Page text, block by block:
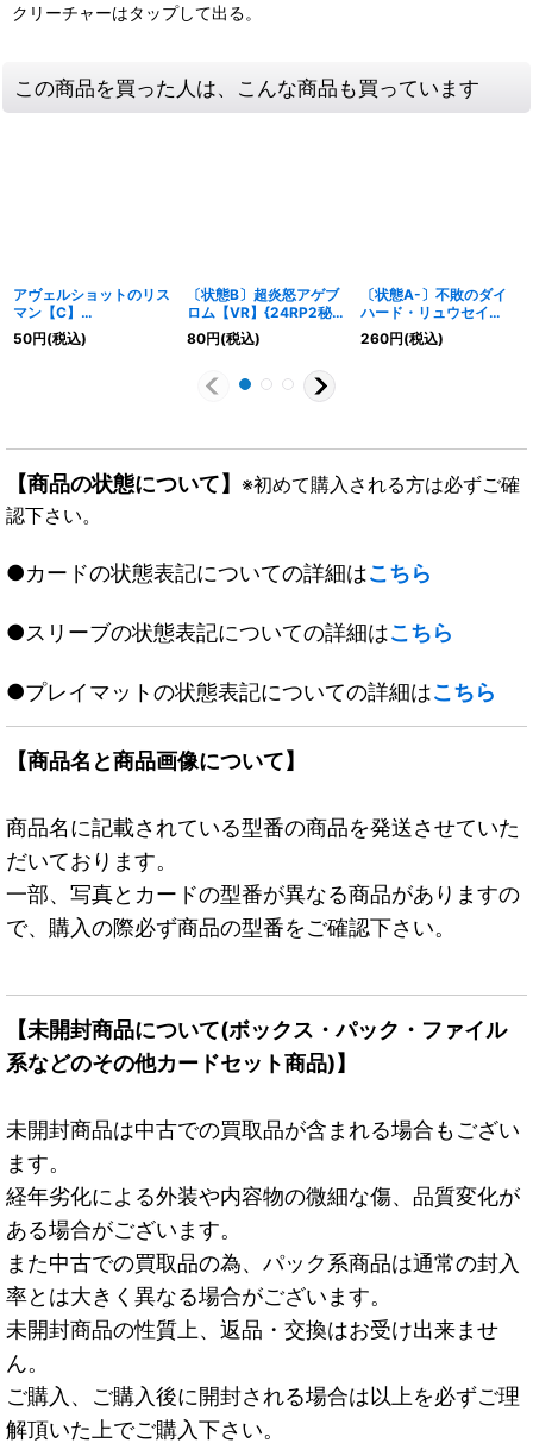
クリーチャーはタップして出る。
この商品を買った人は、こんな商品も買っています
アヴェルショットのリス
マン【C】
{22RP170/74}《自然》
50円(税込)
〔状態B〕超炎怒アゲブ
ロム【VR】{24RP2秘
11/秘21}《多》
80円(税込)
〔状態A-〕不敗のダイ
ハード・リュウセイ
【SR】{26SD1L3F/12}
《火》
260円(税込)
【商品の状態について】 ※初めて購入される方は必ずご確
認下さい。
●カードの状態表記についての詳細はこちら
●スリーブの状態表記についての詳細はこちら
●プレイマットの状態表記についての詳細はこちら
【商品名と商品画像について】
商品名に記載されている型番の商品を発送させていた
だいております。
一部、写真とカードの型番が異なる商品がありますの
で、購入の際必ず商品の型番をご確認下さい。
【未開封商品について(ボックス・パック・ファイル
系などのその他カードセット商品)】
未開封商品は中古での買取品が含まれる場合もござい
ます。
経年劣化による外装や内容物の微細な傷、品質変化が
ある場合がございます。
また中古での買取品の為、パック系商品は通常の封入
率とは大きく異なる場合がございます。
未開封商品の性質上、返品・交換はお受け出来ませ
ん。
ご購入、ご購入後に開封される場合は以上を必ずご理
解頂いた上でご購入下さい。